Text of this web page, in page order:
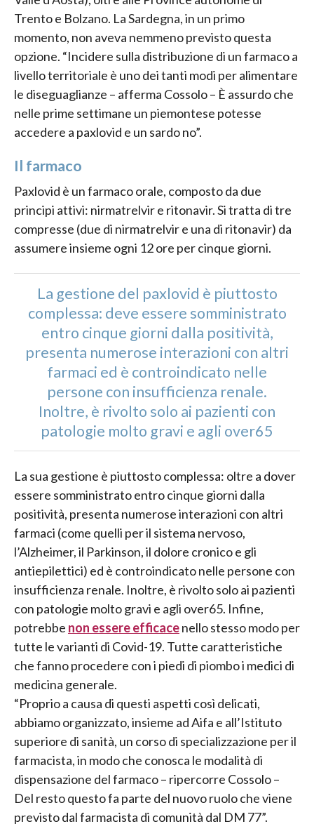
Trento e Bolzano. La Sardegna, in un primo
momento, non aveva nemmeno previsto questa
opzione. “Incidere sulla distribuzione di un farmaco a
livello territoriale è uno dei tanti modi per alimentare
le diseguaglianze – afferma Cossolo – È assurdo che
nelle prime settimane un piemontese potesse
accedere a paxlovid e un sardo no”.
Il farmaco
Paxlovid è un farmaco orale, composto da due
principi attivi: nirmatrelvir e ritonavir. Si tratta di tre
compresse (due di nirmatrelvir e una di ritonavir) da
assumere insieme ogni 12 ore per cinque giorni.
La gestione del paxlovid è piuttosto
complessa: deve essere somministrato
entro cinque giorni dalla positività,
presenta numerose interazioni con altri
farmaci ed è controindicato nelle
persone con insufficienza renale.
Inoltre, è rivolto solo ai pazienti con
patologie molto gravi e agli over65
La sua gestione è piuttosto complessa: oltre a dover
essere somministrato entro cinque giorni dalla
positività, presenta numerose interazioni con altri
farmaci (come quelli per il sistema nervoso,
l’Alzheimer, il Parkinson, il dolore cronico e gli
antiepilettici) ed è controindicato nelle persone con
insufficienza renale. Inoltre, è rivolto solo ai pazienti
con patologie molto gravi e agli over65. Infine,
potrebbe non essere efficacenello stesso modo per
tutte le varianti di Covid-19. Tutte caratteristiche
che fanno procedere con i piedi di piombo i medici di
medicina generale.
“Proprio a causa di questi aspetti così delicati,
abbiamo organizzato, insieme ad Aifa e all’Istituto
superiore di sanità, un corso di specializzazione per il
farmacista, in modo che conosca le modalità di
dispensazione del farmaco – ripercorre Cossolo –
Del resto questo fa parte del nuovo ruolo che viene
previsto dal farmacista di comunità dal DM 77”.